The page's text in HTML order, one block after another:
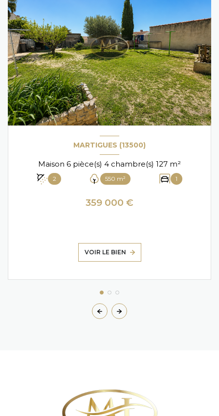
MARTIGUES (13500)
Maison 6 pièce(s) 4 chambre(s) 127 m²
2 550 m² 1
359 000 €
VOIR LE BIEN